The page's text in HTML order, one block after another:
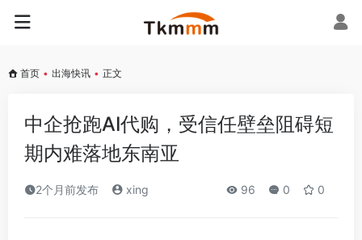
首页 • 出海快讯 • 正文
‌中企抢跑AI代购，受信任壁垒阻碍短
期内难落地东南亚‌
2个月前发布 xing 96 0 0